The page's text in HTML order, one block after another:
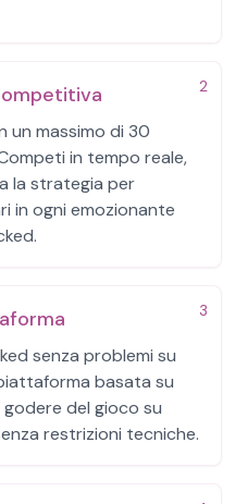
2
un massimo di 30
in tempo reale,
la strategia per
in ogni emozionante
3
senza problemi su
basata su
del gioco su
restrizioni tecniche.